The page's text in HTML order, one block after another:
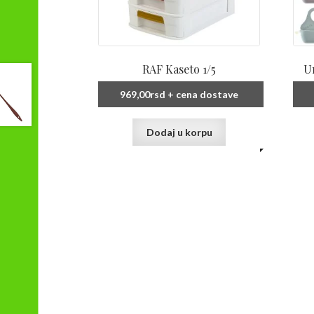
RAF Kaseto 1/5
969,00rsd + cena dostave
Dodaj u korpu